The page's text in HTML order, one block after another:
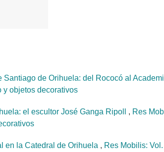
de Orihuela: del Rococó al
y objetos decorativos
el escultor José Ganga Ripoll , Res
en la Catedral de Orihuela , Res Mobilis: